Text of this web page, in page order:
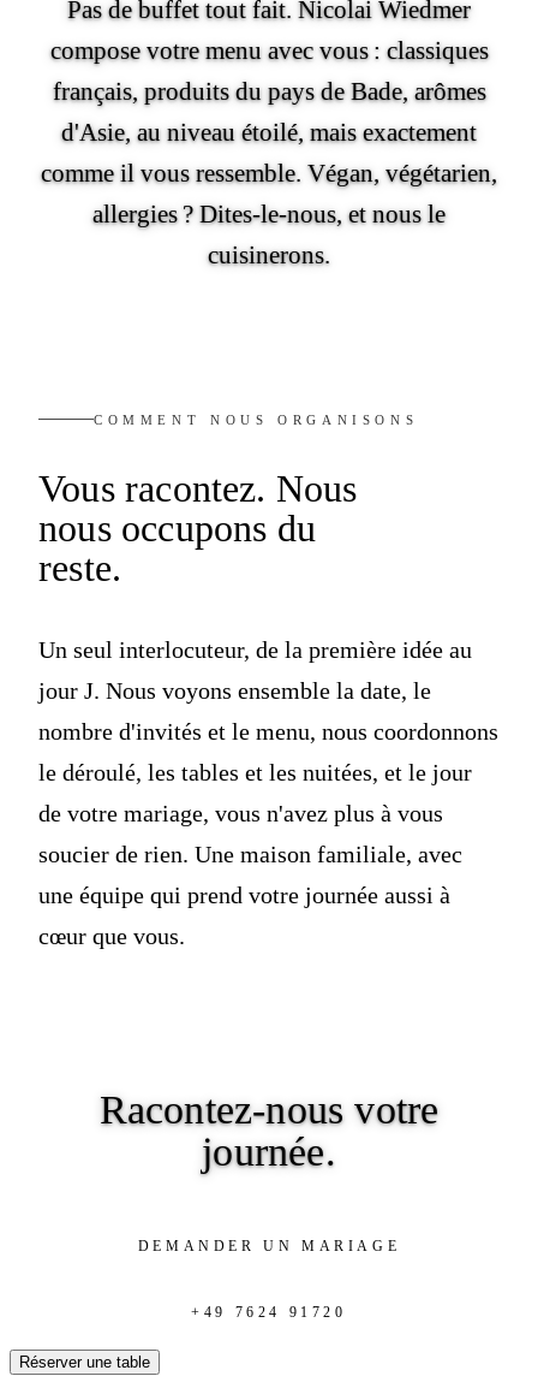
Pas de buffet tout fait. Nicolai Wiedmer
compose votre menu avec vous : classiques
français, produits du pays de Bade, arômes
d'Asie, au niveau étoilé, mais exactement
comme il vous ressemble. Végan, végétarien,
allergies ? Dites-le-nous, et nous le
cuisinerons.
COMMENT NOUS ORGANISONS
Vous racontez. Nous
nous occupons du
reste.
Un seul interlocuteur, de la première idée au
jour J. Nous voyons ensemble la date, le
nombre d'invités et le menu, nous coordonnons
le déroulé, les tables et les nuitées, et le jour
de votre mariage, vous n'avez plus à vous
soucier de rien. Une maison familiale, avec
une équipe qui prend votre journée aussi à
cœur que vous.
Racontez-nousvotre
journée.
DEMANDER UN MARIAGE
+49 7624 91720
Réserver une table